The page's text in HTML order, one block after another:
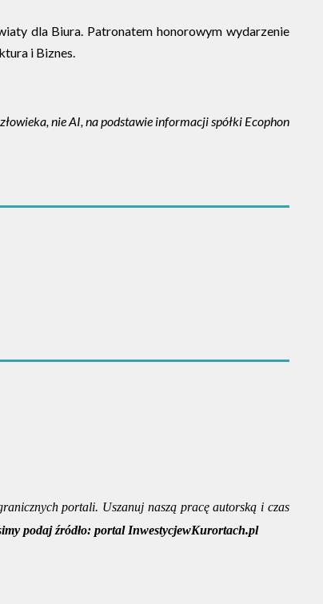
dla Biura. Patronatem honorowym wydarzenie
i Biznes.
nie AI, na podstawie informacji spółki Ecophon
portali. Uszanuj naszą pracę autorską i czas
podaj źródło: portal InwestycjewKurortach.pl